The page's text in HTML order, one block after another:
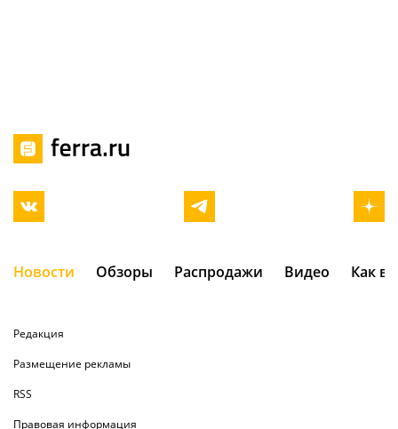
Новости Обзоры Распродажи Видео Как
Редакция
Размещение рекламы
RSS
Правовая информация